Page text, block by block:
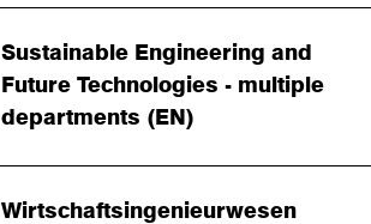
Sustainable Engineering and
Future Technologies - multiple
departments (EN)
Wirtschaftsingenieurwesen